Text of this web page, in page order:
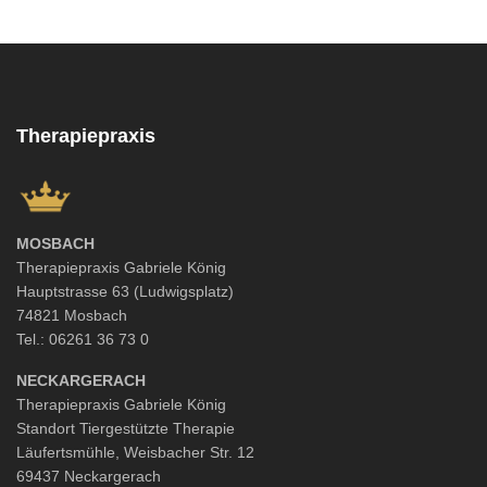
Therapiepraxis
MOSBACH
Therapiepraxis Gabriele König
Hauptstrasse 63 (Ludwigsplatz)
74821 Mosbach
Tel.: 06261 36 73 0
NECKARGERACH
Therapiepraxis Gabriele König
Standort Tiergestützte Therapie
Läufertsmühle, Weisbacher Str. 12
69437 Neckargerach